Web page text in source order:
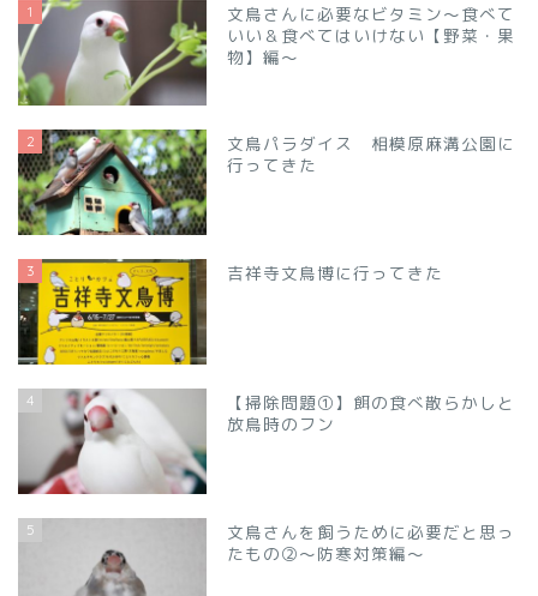
1
文鳥さんに必要なビタミン～食べて
いい＆食べてはいけない【野菜・果
物】編～
2
文鳥パラダイス 相模原麻溝公園に
行ってきた
3 吉祥寺文鳥博に行ってきた
4
【掃除問題①】餌の食べ散らかしと
放鳥時のフン
5
文鳥さんを飼うために必要だと思っ
たもの②～防寒対策編～